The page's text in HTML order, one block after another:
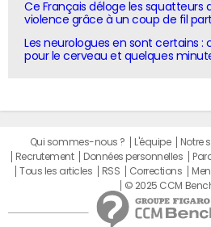
Ce Français déloge les squatteurs
violence grâce à un coup de fil
Les neurologues en sont certains
pour le cerveau et quelques
Qui sommes-nous ? L'équipe Notre
Recrutement
Données personnelles
Tous les articles
RSS Corrections
© 2025 CCM